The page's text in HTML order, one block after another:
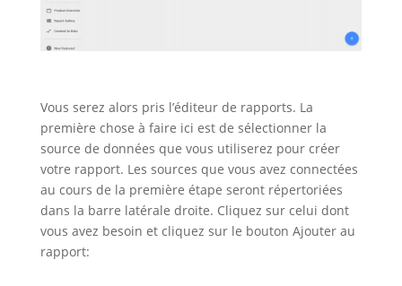
Vous serez alors pris l’éditeur de rapports. La
première chose à faire ici est de sélectionner la
source de données que vous utiliserez pour créer
votre rapport. Les sources que vous avez connectées
au cours de la première étape seront répertoriées
dans la barre latérale droite. Cliquez sur celui dont
vous avez besoin et cliquez sur le bouton Ajouter au
rapport: